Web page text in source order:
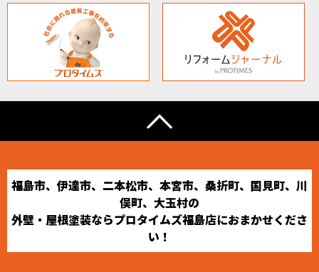
福島市、伊達市、二本松市、本宮市、桑折町、国見町、川
俣町、大玉村の
外壁・屋根塗装ならプロタイムズ福島店におまかせくださ
い！